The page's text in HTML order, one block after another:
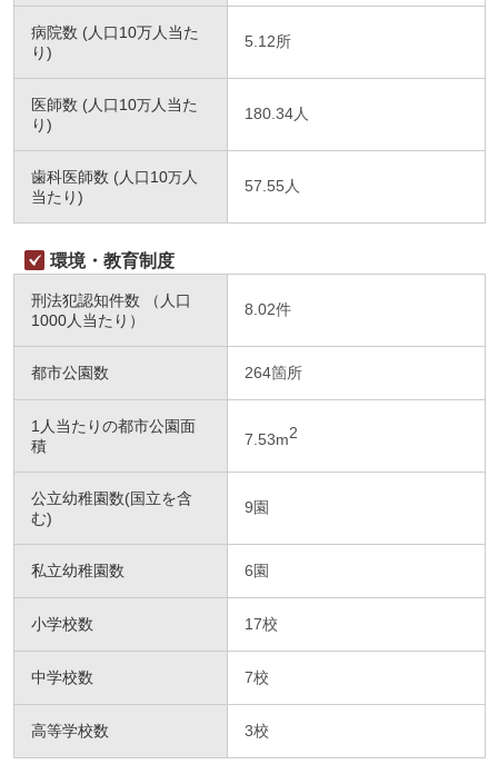
病院数 (人口10万人当た
り)
5.12所
医師数 (人口10万人当た
り)
180.34人
歯科医師数 (人口10万人
当たり)
57.55人
環境・教育制度
刑法犯認知件数 （人口
1000人当たり）
8.02件
都市公園数 264箇所
1人当たりの都市公園面
積
7.53m2
公立幼稚園数(国立を含
む)
9園
私立幼稚園数 6園
小学校数 17校
中学校数 7校
高等学校数 3校